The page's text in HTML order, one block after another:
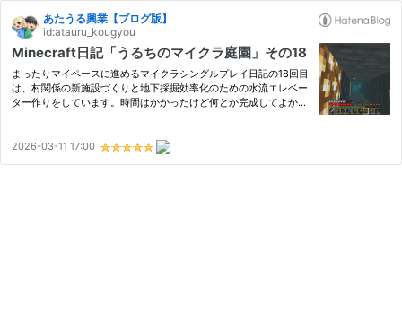
あたうる興業【ブログ版】
id:atauru_kougyou
Minecraft日記「うるちのマイクラ庭園」その18
まったりマイペースに進めるマイクラシングルプレイ日記の18回目
は、村関係の新施設づくりと地下採掘効率化のための水流エレベー
ター作りをしています。時間はかかったけど何とか完成してよかっ
2026-03-11 17:00